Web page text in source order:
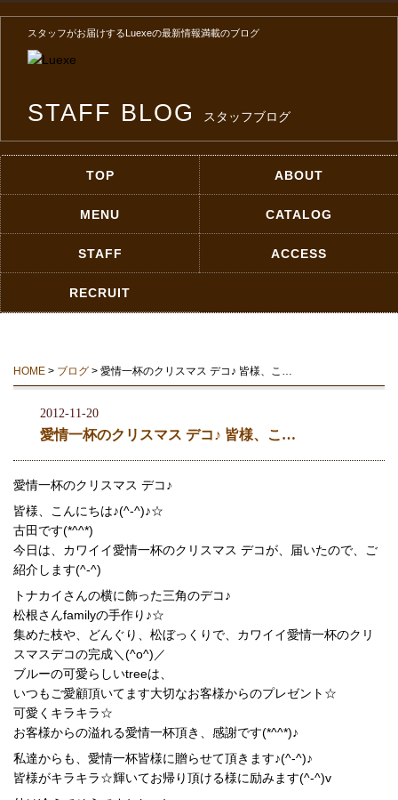
スタッフがお届けするLuexeの最新情報満載のブログ
STAFF BLOG スタッフブログ
TOP ABOUT
MENU CATALOG
STAFF ACCESS
RECRUIT
HOME > ブログ > 愛情一杯のクリスマス デコ♪ 皆様、こ…
2012-11-20
愛情一杯のクリスマス デコ♪ 皆様、こ…
愛情一杯のクリスマス デコ♪
皆様、こんにちは♪(^-^)♪☆
古田です(*^^*)
今日は、カワイイ愛情一杯のクリスマス デコが、届いたので、ご
紹介します(^-^)
トナカイさんの横に飾った三角のデコ♪
松根さんfamilyの手作り♪☆
集めた枝や、どんぐり、松ぼっくりで、カワイイ愛情一杯のクリ
スマスデコの完成＼(^o^)／
ブルーの可愛らしいtreeは、
いつもご愛顧頂いてます大切なお客様からのプレゼント☆
可愛くキラキラ☆
お客様からの溢れる愛情一杯頂き、感謝です(*^^*)♪
私達からも、愛情一杯皆様に贈らせて頂きます♪(^-^)♪
皆様がキラキラ☆輝いてお帰り頂ける様に励みます(^-^)v